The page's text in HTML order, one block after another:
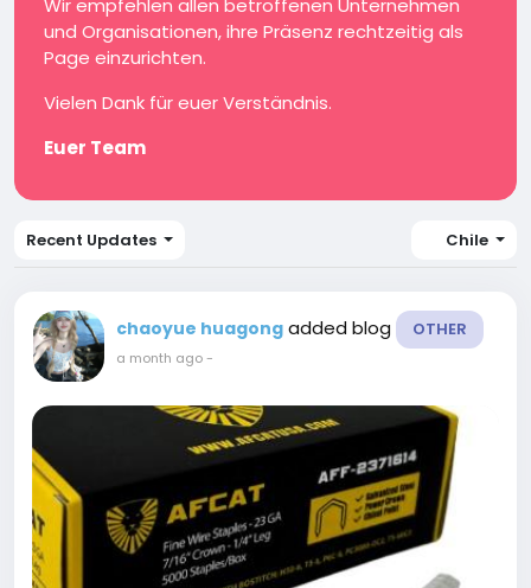
Wir empfehlen allen betroffenen Unternehmen
und Organisationen, ihre Präsenz rechtzeitig als
Page einzurichten.
Vielen Dank für euer Verständnis.
Euer Team
Recent Updates Chile
chaoyue huagong added blog OTHER
a month ago-